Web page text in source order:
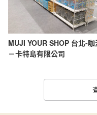
MUJI YOUR SHOP 台北-咖
－卡特島有限公司